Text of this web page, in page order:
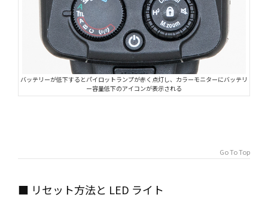
バッテリーが低下するとパイロットランプが赤く点灯し、カラーモニターにバッテリ
ー容量低下のアイコンが表示される
Go To Top
■ リセット方法と LED ライト